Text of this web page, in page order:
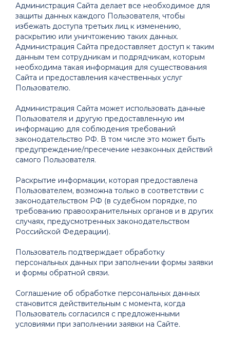
Администрация Сайта делает все необходимое для
защиты данных каждого Пользователя, чтобы
избежать доступа третьих лиц к изменению,
раскрытию или уничтожению таких данных.
Администрация Сайта предоставляет доступ к таким
данным тем сотрудникам и подрядчикам, которым
необходима такая информация для существования
Сайта и предоставления качественных услуг
Пользователю.
Администрация Сайта может использовать данные
Пользователя и другую предоставленную им
информацию для соблюдения требований
законодательство РФ. В том числе это может быть
предупреждение/пресечение незаконных действий
самого Пользователя.
Раскрытие информации, которая предоставлена
Пользователем, возможна только в соответствии с
законодательством РФ (в судебном порядке, по
требованию правоохранительных органов и в других
случаях, предусмотренных законодательством
Российской Федерации).
Пользователь подтверждает обработку
персональных данных при заполнении формы заявки
и формы обратной связи.
Соглашение об обработке персональных данных
становится действительным с момента, когда
Пользователь согласился с предложенными
условиями при заполнении заявки на Сайте.